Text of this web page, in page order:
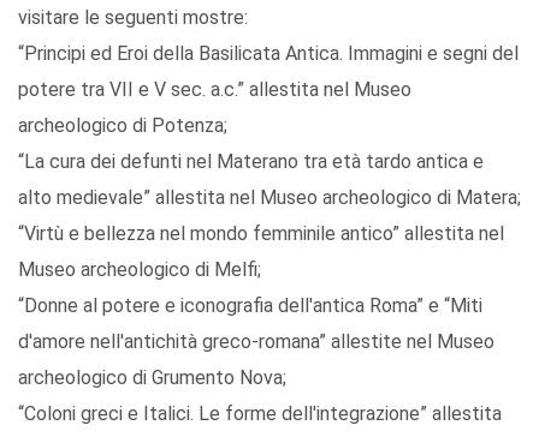
visitare le seguenti mostre:
“Principi ed Eroi della Basilicata Antica. Immagini e segni del
potere tra VII e V sec. a.c.” allestita nel Museo
archeologico di Potenza;
“La cura dei defunti nel Materano tra età tardo antica e
alto medievale” allestita nel Museo archeologico di Matera;
“Virtù e bellezza nel mondo femminile antico” allestita nel
Museo archeologico di Melfi;
“Donne al potere e iconografia dell'antica Roma” e “Miti
d'amore nell'antichità greco-romana” allestite nel Museo
archeologico di Grumento Nova;
“Coloni greci e Italici. Le forme dell'integrazione” allestita